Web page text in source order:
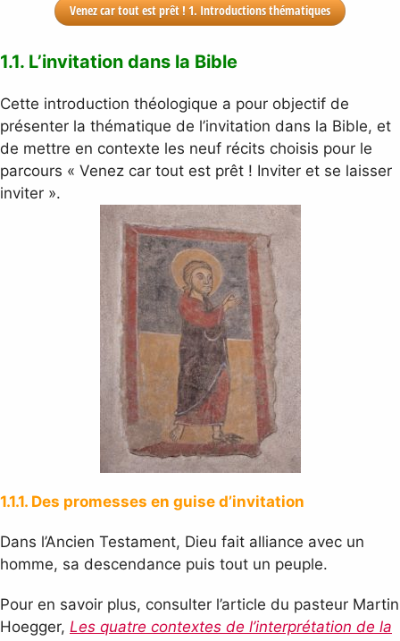
Venez car tout est prêt ! 1. Introductions thématiques
1.1. L’invitation dans la Bible
Cette introduction théologique a pour objectif de
présenter la thématique de l’invitation dans la Bible, et
de mettre en contexte les neuf récits choisis pour le
parcours « Venez car tout est prêt ! Inviter et se laisser
inviter ».
1.1.1. Des promesses en guise d’invitation
Dans l’Ancien Testament, Dieu fait alliance avec un
homme, sa descendance puis tout un peuple.
Pour en savoir plus, consulter l’article du pasteur Martin
Hoegger, Les quatre contextes de l’interprétation de la